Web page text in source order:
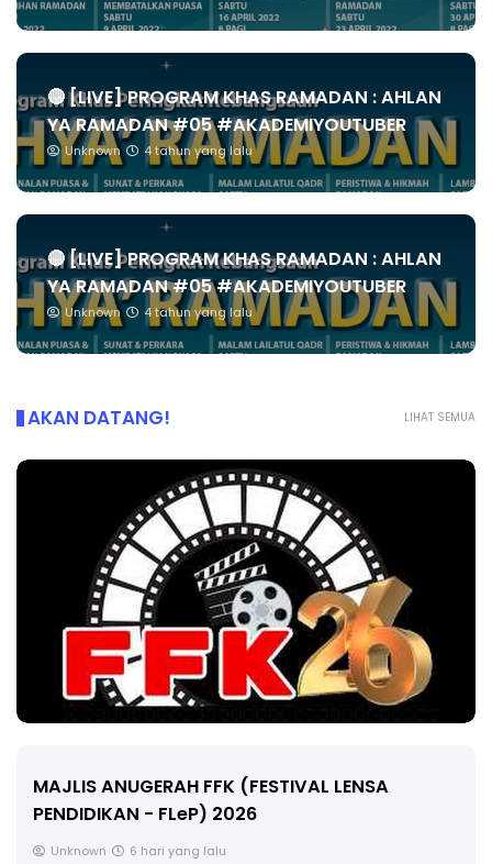
🔴 [LIVE] PROGRAM KHAS RAMADAN : AHLAN
YA RAMADAN #05 #AKADEMIYOUTUBER
Unknown 4 tahun yang lalu
🔴 [LIVE] PROGRAM KHAS RAMADAN : AHLAN
YA RAMADAN #05 #AKADEMIYOUTUBER
Unknown 4 tahun yang lalu
LIHAT SEMUA
AKAN DATANG!
🔴 [LIVE] MATEMATIK SR, WANG TAHUN 6
CIKGU ANITA #ALLINONE #141 #...